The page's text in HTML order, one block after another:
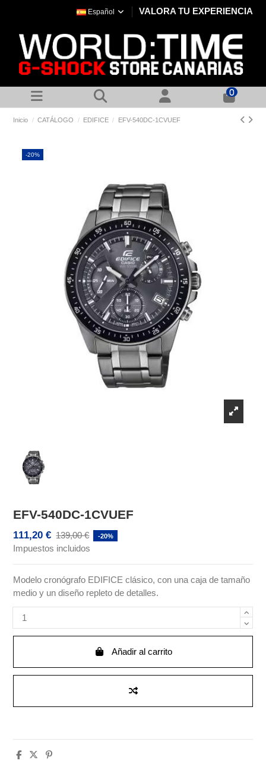
Español VALORA TU EXPERIENCIA
0
Inicio CATÁLOGO EDIFICE EFV-540DC-1CVUEF
-20%
EFV-540DC-1CVUEF
111,20 € 139,00 € -20%
Impuestos incluidos
Modelo cronógrafo EDIFICE clásico, con una caja de tamaño
medio y un diseño repleto de detalles.
Añadir al carrito